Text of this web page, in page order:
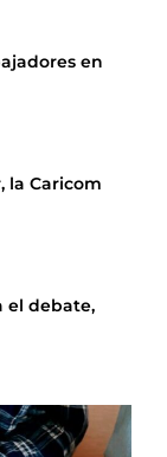
en
la Caricom
el debate,